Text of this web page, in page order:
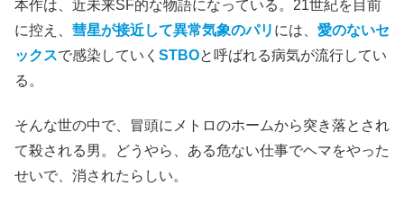
本作は、近未来SF的な物語になっている。21世紀を目前
に控え、 彗星が接近して異常気象のパリ には、 愛のないセ
ックスで感染していく STBOと呼ばれる病気が流行してい
る。
そんな世の中で、冒頭にメトロのホームから突き落とされ
て殺される男。どうやら、ある危ない仕事でヘマをやった
せいで、消されたらしい。